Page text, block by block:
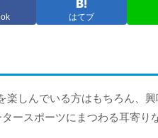
はてブ
楽しんでいる方はもちろん、
ースポーツにまつわる耳寄り